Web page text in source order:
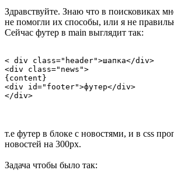
Здравствуйте. Знаю что в поисковиках
не помогли их способы, или я не
Сейчас футер в main выглядит так:
< div class="header">шапка</div>
<div class="news">
{content}
<div id="footer">футер</div>
</div>
т.е футер в блоке с новостями, и в css
новостей на 300px.
Задача чтобы было так: